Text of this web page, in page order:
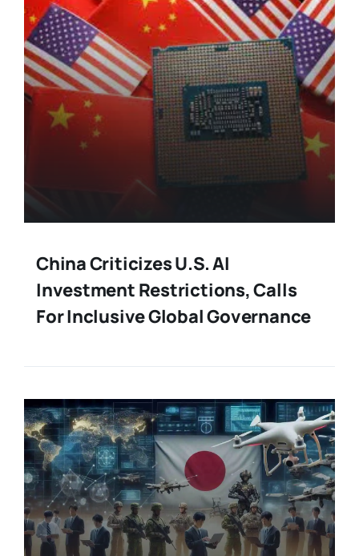
China Criticizes U.S. AI
Investment Restrictions, Calls
For Inclusive Global Governance